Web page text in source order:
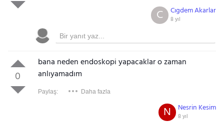
Cıgdem Akarlar
8 yıl
C
0
bana neden endoskopi yapacaklar o zaman
anlıyamadım
Paylaş: Daha fazla
Nesrin Kesim
8 yıl
N